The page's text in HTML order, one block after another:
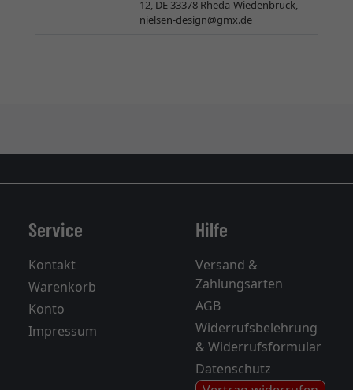
12, DE 33378 Rheda-Wiedenbrück,
nielsen-design@gmx.de
Service
Kontakt
Warenkorb
Konto
Impressum
Hilfe
Versand &
Zahlungsarten
AGB
Widerrufsbelehrung
& Widerrufsformular
Datenschutz